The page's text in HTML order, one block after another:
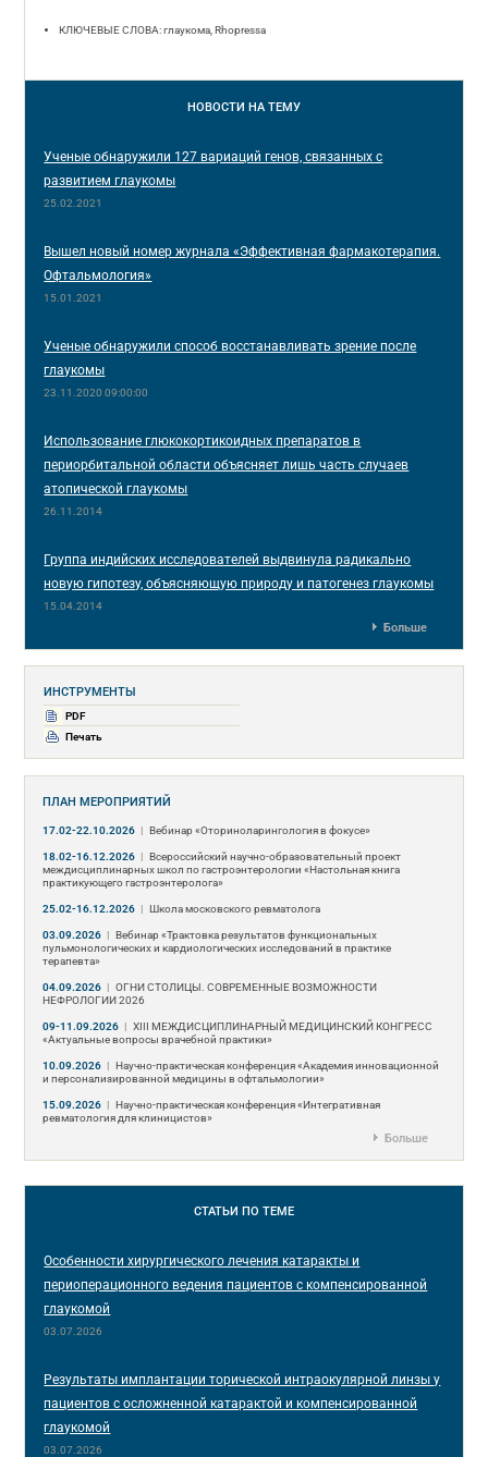
КЛЮЧЕВЫЕ СЛОВА: глаукома, Rhopressa
НОВОСТИ НА ТЕМУ
Ученые обнаружили 127 вариаций генов, связанных с
развитием глаукомы
25.02.2021
Вышел новый номер журнала «Эффективная фармакотерапия.
Офтальмология»
15.01.2021
Ученые обнаружили способ восстанавливать зрение после
глаукомы
23.11.2020 09:00:00
Использование глюкокортикоидных препаратов в
периорбитальной области объясняет лишь часть случаев
атопической глаукомы
26.11.2014
Группа индийских исследователей выдвинула радикально
новую гипотезу, объясняющую природу и патогенез глаукомы
15.04.2014
Больше
ИНСТРУМЕНТЫ
PDF
Печать
ПЛАН МЕРОПРИЯТИЙ
17.02-22.10.2026 | Вебинар «Оториноларингология в фокусе»
18.02-16.12.2026 | Всероссийский научно-образовательный проект
междисциплинарных школ по гастроэнтерологии «Настольная книга
практикующего гастроэнтеролога»
25.02-16.12.2026 | Школа московского ревматолога
03.09.2026 | Вебинар «Трактовка результатов функциональных
пульмонологических и кардиологических исследований в практике
терапевта»
04.09.2026 | ОГНИ СТОЛИЦЫ. СОВРЕМЕННЫЕ ВОЗМОЖНОСТИ
НЕФРОЛОГИИ 2026
09-11.09.2026 | ХIII МЕЖДИСЦИПЛИНАРНЫЙ МЕДИЦИНСКИЙ КОНГРЕСС
«Актуальные вопросы врачебной практики»
10.09.2026 | Научно-практическая конференция «Академия инновационной
и персонализированной медицины в офтальмологии»
15.09.2026 | Научно-практическая конференция «Интегративная
ревматология для клиницистов»
Больше
СТАТЬИ ПО ТЕМЕ
Особенности хирургического лечения катаракты и
периоперационного ведения пациентов с компенсированной
глаукомой
03.07.2026
Результаты имплантации торической интраокулярной линзы у
пациентов с осложненной катарактой и компенсированной
глаукомой
03.07.2026